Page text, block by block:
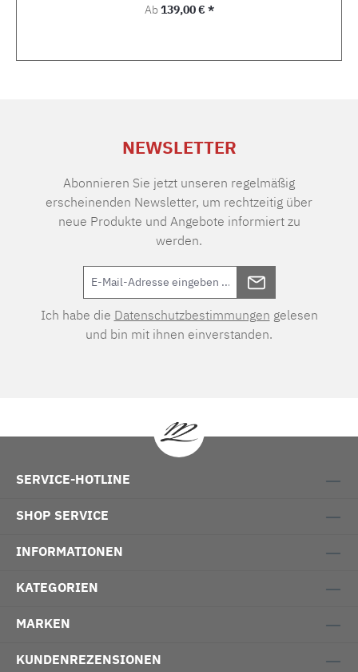
Regulärer Preis:
Ab139,00 € *
NEWSLETTER
Abonnieren Sie jetzt unseren regelmäßig
erscheinenden Newsletter, um rechtzeitig über
neue Produkte und Angebote informiert zu
werden.
Ich habe die Datenschutzbestimmungen gelesen
und bin mit ihnen einverstanden.
SERVICE-HOTLINE
SHOP SERVICE
INFORMATIONEN
KATEGORIEN
MARKEN
KUNDENREZENSIONEN